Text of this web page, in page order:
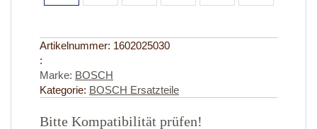
Artikelnummer: 1602025030
:
Marke: BOSCH
Kategorie: BOSCH Ersatzteile
Bitte Kompatibilität prüfen!